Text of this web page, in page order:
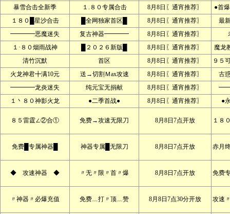
暴雪合击全新季
１.８０专属合击 8月8日〖通宵推荐〗
●首
１８０█星沙合击
█全网独家首区█ 8月8日〖通宵推荐〗
最
━━━━恶魔迷失
复古神器━━━━ 8月8日〖通宵推荐〗
１·８０烟雨战神
█２０２６新版█ 8月8日〖通宵推荐〗
魔龙
清竹沉默
首区 8月8日〖通宵推荐〗
９５
火龙神君╋满10元
送→切割Ｍax攻速 8月8日〖通宵推荐〗
古
━━━━龙炎迷失
纯元宝无捐献 8月8日〖通宵推荐〗
━━
１丶８０神影火龙
●二季首战● 8月8日〖通宵推荐〗 ●
８５雷霆∠②合① 免费→攻速无限刀 8月8日7点开放 １８
免费█专属神器█ 神器专属█无限刀 8月8日7点开放 赤月
◆ 攻速神器 ◆ 〃无〃限〃首〃爆 8月8日7点开放 免费
〃神器〃必爆充值 免费﹏打〃顶﹏赞 8月8日7点30分开放 攻速